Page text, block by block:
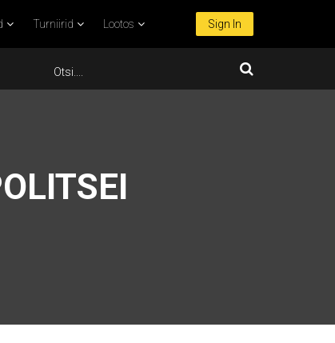
Turniirid Lootos Sign In